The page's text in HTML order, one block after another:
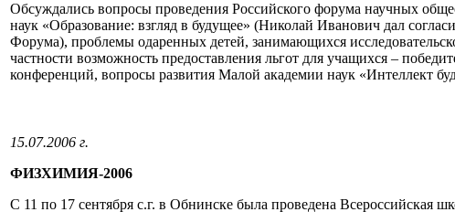
Обсуждались вопросы проведения Российского форума научных
наук «Образование: взгляд в будущее» (Николай Иванович дал
Форума), проблемы одаренных детей, занимающихся
частности возможность предоставления льгот для учащихся –
конференций, вопросы развития Малой академии наук «Интеллект
15.07.2006 г.
ФИЗХИМИЯ-2006
С 11 по 17 сентября с.г. в Обнинске была проведена Всероссийская